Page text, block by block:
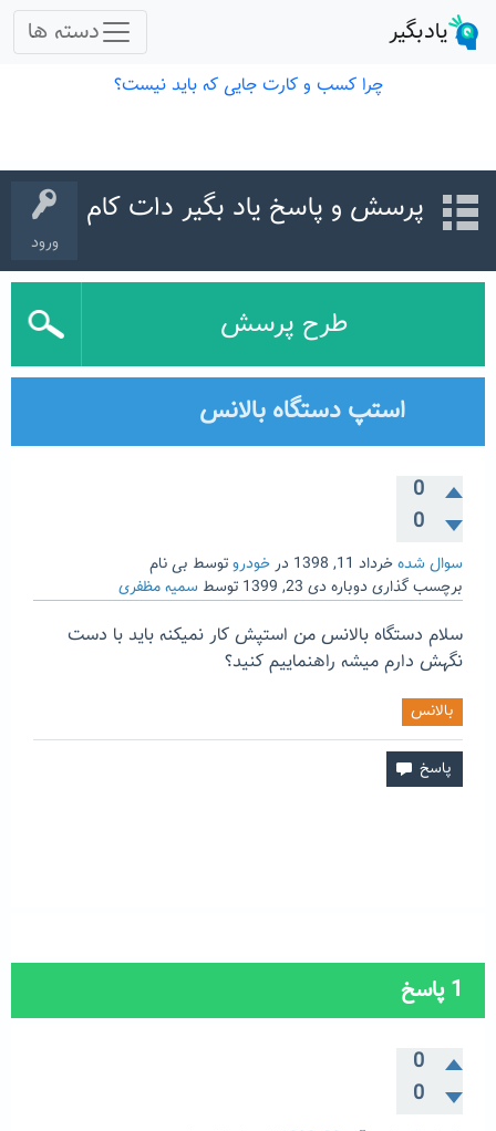
ورود
پرسش و پاسخ یاد بگیر دات کام
طرح پرسش
استپ دستگاه بالانس
0
0
سوال شدهخرداد 11, 1398 درخودروتوسط بی نام
برچسب گذاری دوباره دی 23, 1399 توسط سمیه مظفری
سلام دستگاه بالانس من استپش کار نمیکنه باید با دست
نگهش دارم میشه راهنماییم کنید؟
بالانس
1پاسخ
0
0